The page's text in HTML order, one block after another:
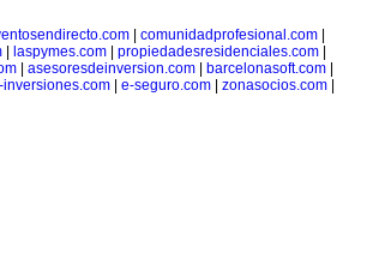
| comunidadprofesional.com|
| laspymes.com| propiedadesresidenciales.com|
| asesoresdeinversion.com| barcelonasoft.com|
inversiones.com e-seguro.com zonasocios.com